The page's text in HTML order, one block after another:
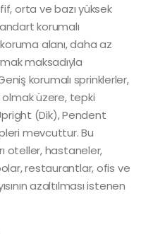
orta ve bazı yüksek
korumalı
alanı, daha az
maksadıyla
korumalı sprinklerler,
olmak üzere, tepki
(Dik), Pendent
mevcuttur. Bu
oteller, hastaneler,
restaurantlar, ofis ve
azaltılması istenen